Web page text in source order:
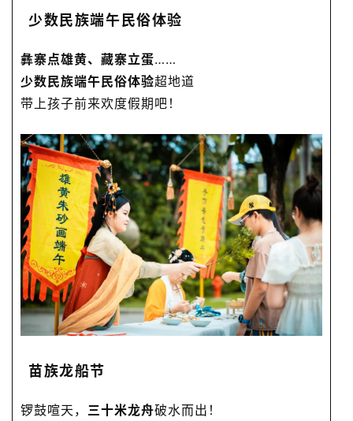
少数民族端午民俗体验
彝寨点雄黄、藏寨立蛋……
少数民族端午民俗体验超地道
带上孩子前来欢度假期吧！
苗族龙船节
锣鼓喧天， 三十米龙舟破水而出！